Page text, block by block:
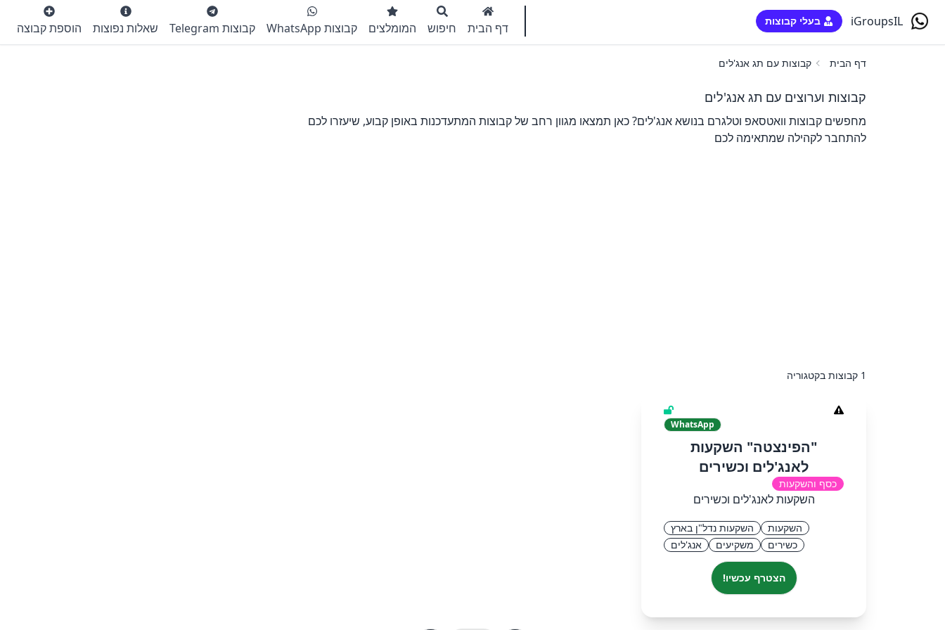
iGroupsIL בעלי קבוצות דף הבית חיפוש המומלצים קבוצות WhatsApp קבוצות Telegram שאלות נפוצות הוספת קבוצה
דף הבית קבוצות עם תג אנג'לים
קבוצות וערוצים עם תג אנג'לים
מחפשים קבוצות וואטסאפ וטלגרם בנושא אנג'לים? כאן תמצאו מגוון רחב של קבוצות המתעדכנות באופן קבוע, שיעזרו לכם
להתחבר לקהילה שמתאימה לכם
1 קבוצות בקטגוריה
WhatsApp
"הפינצטה" השקעות
לאנג'לים וכשירים
כסף והשקעות
השקעות לאנג'לים וכשירים
השקעות
השקעות נדל"ן בארץ
כשירים
משקיעים אנג'לים
הצטרף עכשיו!